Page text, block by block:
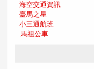
海空交通資訊
臺馬之星
小三通航班
馬祖公車